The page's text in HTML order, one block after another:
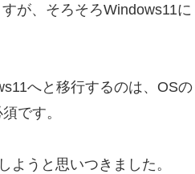
が、そろそろWindows11に
へと移行するのは、OSの
です。
ようと思いつきました。